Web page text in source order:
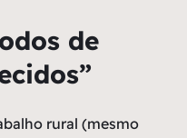
de
rural (mesmo